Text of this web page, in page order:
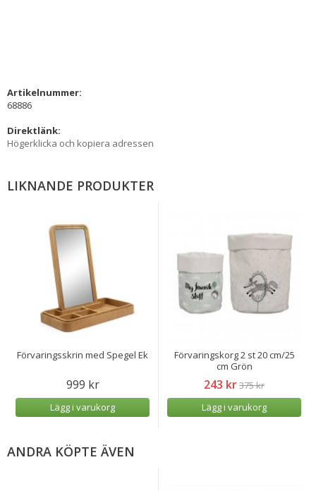
Artikelnummer:
68886
Direktlänk:
Högerklicka och kopiera adressen
LIKNANDE PRODUKTER
Förvaringsskrin med Spegel Ek
999 kr
Lägg i varukorg
Förvaringskorg 2 st 20 cm/25
cm Grön
243 kr375 kr
Lägg i varukorg
ANDRA KÖPTE ÄVEN